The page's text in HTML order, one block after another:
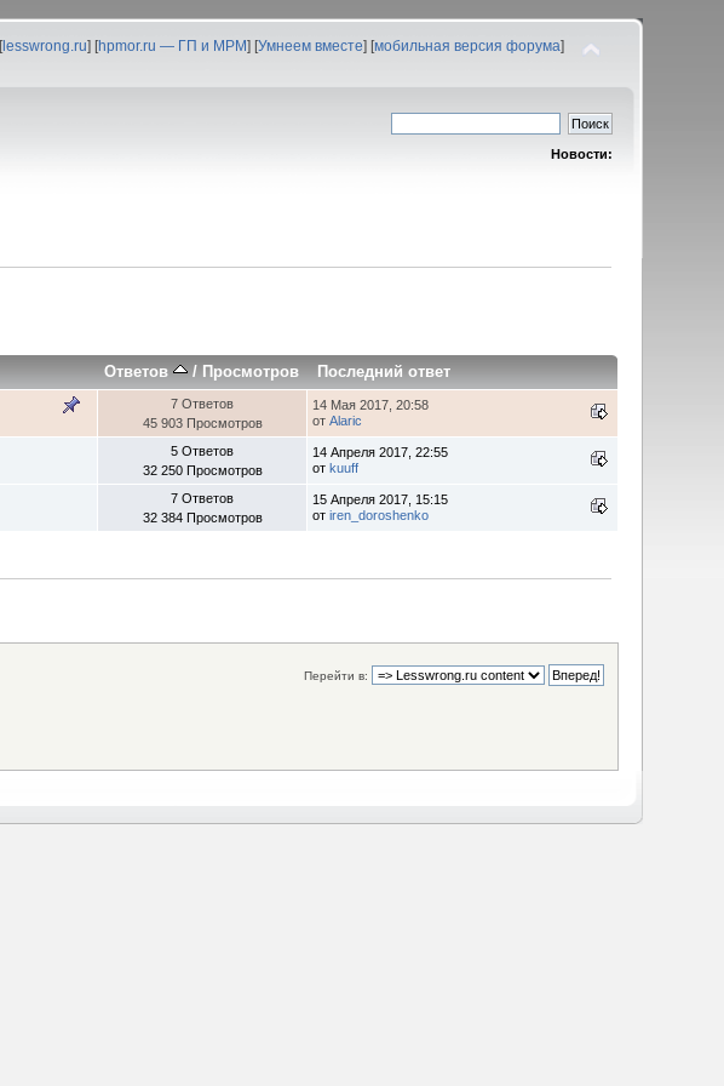
[lesswrong.ru] [hpmor.ru — ГП и МРМ] [Умнеем вместе] [мобильная версия форума]
Новости:
Ответов /Просмотров Последний ответ
7 Ответов
45 903 Просмотров
14 Мая 2017, 20:58
отAlaric
5 Ответов
32 250 Просмотров
14 Апреля 2017, 22:55
отkuuff
7 Ответов
32 384 Просмотров
15 Апреля 2017, 15:15
отiren_doroshenko
Перейти в: